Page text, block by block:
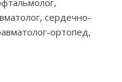
сердечно-
ортопед,